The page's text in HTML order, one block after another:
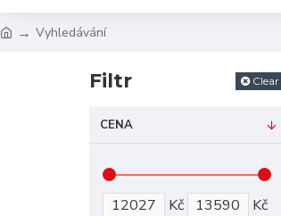
Vyhledávání
Filtr Clear
CENA
Kč Kč